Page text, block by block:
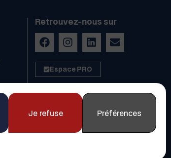
Je refuse Préférences
Retrouvez-nous sur
Espace PRO